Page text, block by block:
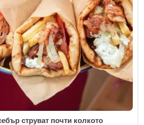
струват почти колкото